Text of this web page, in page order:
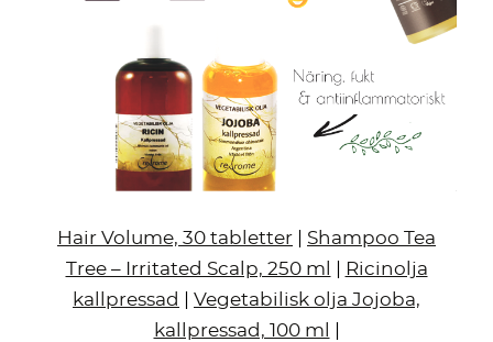
Hair Volume, 30 tabletter
Shampoo Tea
Tree – Irritated Scalp, 250 ml
Ricinolja
kallpressad
Vegetabilisk olja Jojoba,
kallpressad, 100 ml